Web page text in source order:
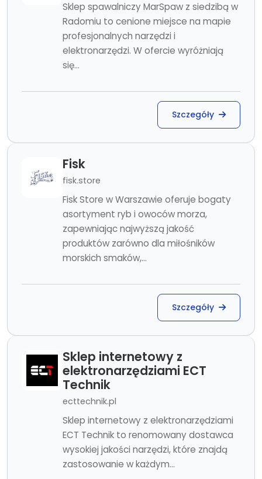
Sklep spawalniczy MarSpaw z siedzibą w
Radomiu to cenione miejsce na mapie
profesjonalnych narzędzi i
elektronarzędzi. W ofercie wyróżniają
się...
Szczegóły
Fisk
fisk.store
Fisk Store w Warszawie oferuje bogaty
asortyment ryb i owoców morza,
zapewniając najwyższą jakość
produktów zarówno dla miłośników
morskich smaków,...
Szczegóły
Sklep internetowy z
elektronarzędziami ECT
Technik
ecttechnik.pl
Sklep internetowy z elektronarzędziami
ECT Technik to renomowany dostawca
wysokiej jakości narzędzi, które znajdą
zastosowanie w każdym...